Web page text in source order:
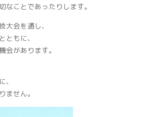
なことであったりします。
大会を通し、
ともに、
会があります。
ません。